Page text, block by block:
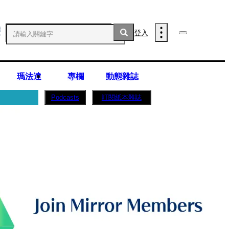
登入
瑪法達 專欄 動態雜誌
Podcasts 訂閱紙本雜誌